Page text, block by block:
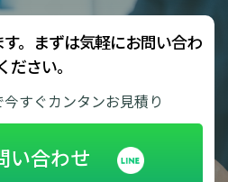
。まずは気軽にお問い合わ
ださい。
すぐカンタンお見積り
い合わせ